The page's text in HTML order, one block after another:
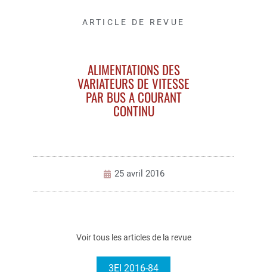
ARTICLE DE REVUE
ALIMENTATIONS DES
VARIATEURS DE VITESSE
PAR BUS A COURANT
CONTINU
25 avril 2016
Voir tous les articles de la revue
3EI 2016-84